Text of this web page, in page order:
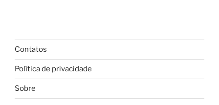
Contatos
Política de privacidade
Sobre